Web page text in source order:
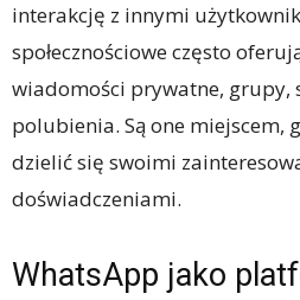
interakcję z innymi
społecznościowe często
wiadomości prywatne, grupy,
polubienia. Są one miejscem,
dzielić się swoimi
doświadczeniami.
WhatsApp jako